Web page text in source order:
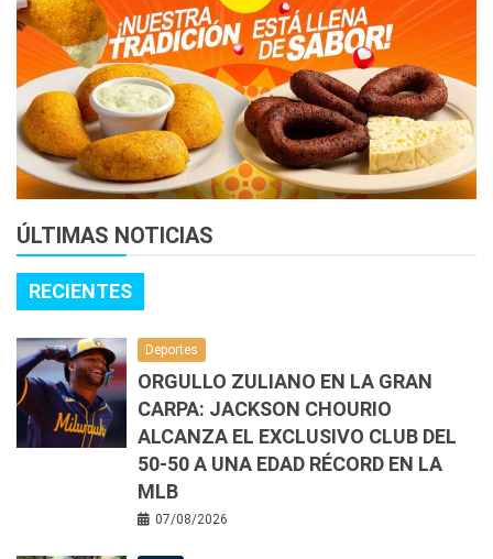
ÚLTIMAS NOTICIAS
RECIENTES
Deportes
ORGULLO ZULIANO EN LA GRAN
CARPA: JACKSON CHOURIO
ALCANZA EL EXCLUSIVO CLUB DEL
50-50 A UNA EDAD RÉCORD EN LA
MLB
07/08/2026